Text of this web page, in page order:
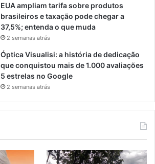
EUA ampliam tarifa sobre produtos
brasileiros e taxação pode chegar a
37,5%; entenda o que muda
2 semanas atrás
Óptica Visualisi: a história de dedicação
que conquistou mais de 1.000 avaliações
5 estrelas no Google
2 semanas atrás